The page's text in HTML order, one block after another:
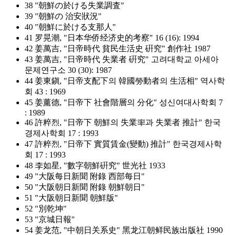
38 "朝鮮の於ける失業調査"
39 "朝鮮の 治安狀況"
40 "朝鮮に於ける支那人"
41 罗晃潮, "日本华侨经济史的考察" 16 (16): 1994
42 姜萬吉, "日帝時代 貧民生活史 硏究" 創作社 1987
43 姜萬吉, "日帝時代 失業者 硏究" 고려대학교 아세아
문제연구소 30 (30): 1987
44 姜東鎭, "日帝支配下의 韓國勞動者의 生活相" 역사학
회 43 : 1969
45 姜薰德, "日帝下 社會階層의 分化" 성신여대사학회 7
: 1989
46 許粹烈, "日帝下 朝鮮의 失業率과 失業者 推計" 한국
경제사학회 17 : 1993
47 許粹烈, "日帝下 實質賃金(變動) 推計" 한국경제사학
회 17 : 1993
48 李如星, "數字朝鮮硏究" 世光社 1933
49 "大阪每日新聞 附錄 西部每日"
50 "大阪朝日新聞 附錄 朝鮮朝日"
51 "大阪朝日新聞 朝鮮版"
52 "別乾坤"
53 "京城日報"
54 姜龙范, "中朝日关系史" 黑龙江朝鲜民族出版社 1990